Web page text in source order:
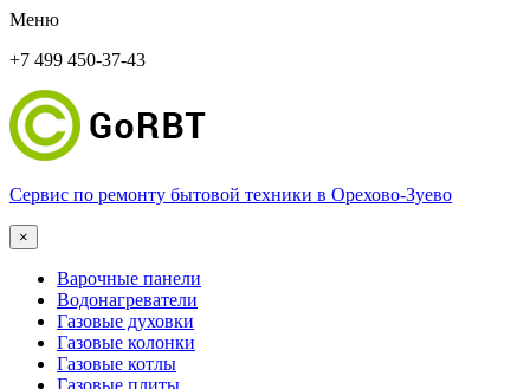
Меню
+7 499 450-37-43
Сервис по ремонту бытовой техники в Орехово-Зуево
×
Варочные панели
Водонагреватели
Газовые духовки
Газовые колонки
Газовые котлы
Газовые плиты